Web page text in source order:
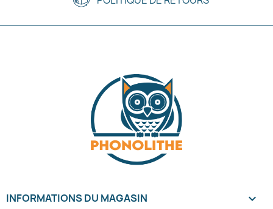
INFORMATIONS DU MAGASIN keyboard_arrow_down